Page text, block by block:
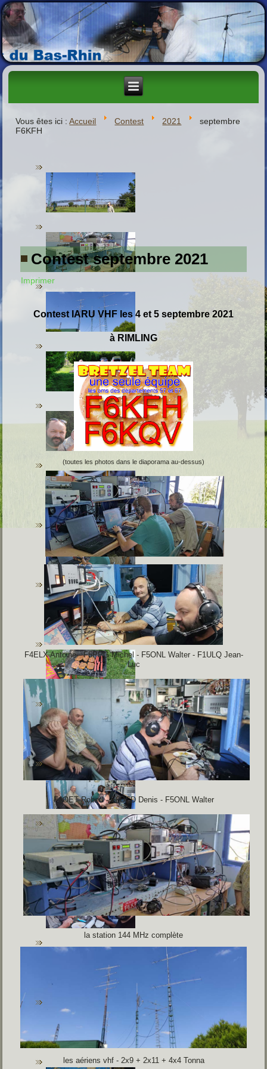
Vous êtes ici :Accueil Contest 2021
septembre
F6KFH
Contest septembre 2021
Imprimer
Contest IARU VHF les 4 et 5 septembre 2021
à RIMLING
(toutes les photos dans le diaporama au-dessus)
F4ELX Antoine - F5PPG Michel - F5ONL Walter - F1ULQ Jean-
Luc
F1OET Robert - F6DCD Denis - F5ONL Walter
la station 144 MHz complète
les aériens vhf - 2x9 + 2x11 + 4x4 Tonna